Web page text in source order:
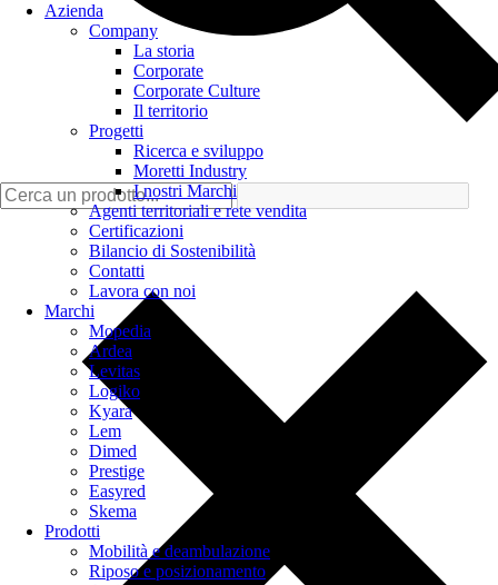
Azienda
Company
La storia
Corporate
Corporate Culture
Il territorio
Progetti
Ricerca e sviluppo
Moretti Industry
I nostri Marchi
Agenti territoriali e rete vendita
Certificazioni
Bilancio di Sostenibilità
Contatti
Lavora con noi
Marchi
Mopedia
Ardea
Levitas
Logiko
Kyara
Lem
Dimed
Prestige
Easyred
Skema
Prodotti
Mobilità e deambulazione
Riposo e posizionamento